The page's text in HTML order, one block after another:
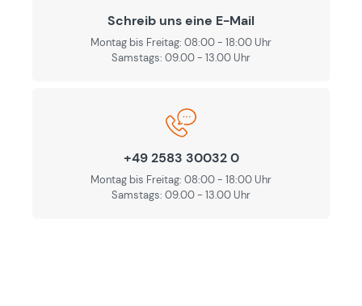
Schreib uns eine E-Mail
Montag bis Freitag: 08:00 - 18:00 Uhr
Samstags: 09.00 - 13.00 Uhr
+49 2583 30032 0
Montag bis Freitag: 08:00 - 18:00 Uhr
Samstags: 09.00 - 13.00 Uhr